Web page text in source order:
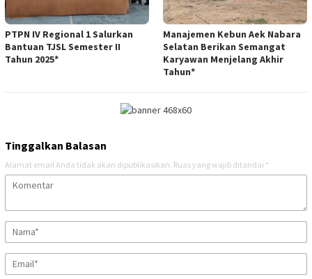
PTPN IV Regional 1 Salurkan
Bantuan TJSL Semester II
Tahun 2025*
Manajemen Kebun Aek Nabara
Selatan Berikan Semangat
Karyawan Menjelang Akhir
Tahun*
Tinggalkan Balasan
Alamat email Anda tidak akan dipublikasikan. Ruas yang wajib ditandai *